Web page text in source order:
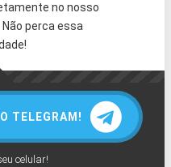
no nosso
perca essa
TELEGRAM!
celular!